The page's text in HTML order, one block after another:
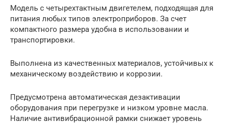
Модель с четырехтактным двигетелем, подходящая для
питания любых типов электроприборов. За счет
компактного размера удобна в использовании и
транспортировки.
Выполнена из качественных материалов, устойчивых к
механическому воздействию и коррозии.
Предусмотрена автоматическая дезактивации
оборудования при перегрузке и низком уровне масла.
Наличие антивибрационной рамки снижает уровень